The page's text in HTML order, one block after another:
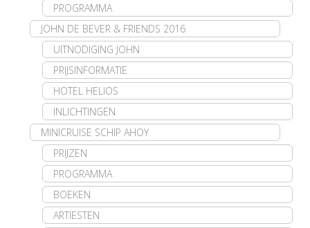
PROGRAMMA
JOHN DE BEVER & FRIENDS 2016
UITNODIGING JOHN
PRIJSINFORMATIE
HOTEL HELIOS
INLICHTINGEN
MINICRUISE SCHIP AHOY
PRIJZEN
PROGRAMMA
BOEKEN
ARTIESTEN